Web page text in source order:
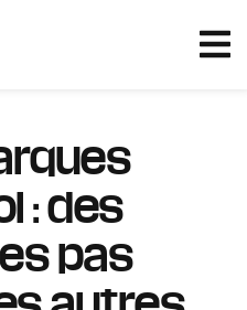
: des
pas